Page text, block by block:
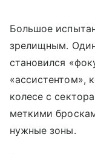
Большое
зрелищным.
становился
«ассистентом»,
колесе с
меткими
нужные зоны.